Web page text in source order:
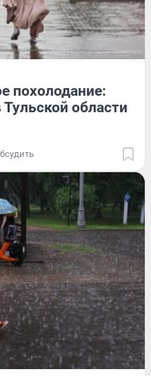
похолодание:
Тульской области